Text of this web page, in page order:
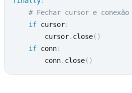
# Fechar cursor e conexão
if cursor:
        cursor
. close( )
if conn:
        conn
. close( )